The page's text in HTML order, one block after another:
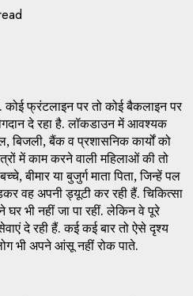
कोई फ्रंटलाइन पर तो कोई बैकलाइन पर
दे रहा है. लॉकडाउन में आवश्यक
बिजली, बैंक व प्रशासनिक कार्यों को
में काम करने वाली महिलाओं की तो
बीमार या बुजुर्ग माता पिता, जिन्हें पल
वह अपनी ड्यूटी कर रही हैं. चिकित्सा
घर भी नहीं जा पा रहीं. लेकिन वे पूरे
दे रही हैं. कई कई बार तो ऐसे दृश्य
भी अपने आंसू नहीं रोक पाते.